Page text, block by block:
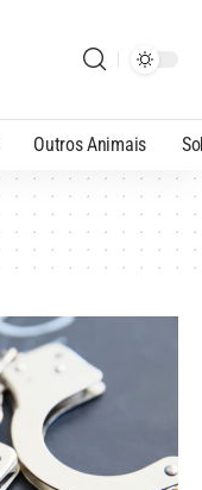
Outros Animais